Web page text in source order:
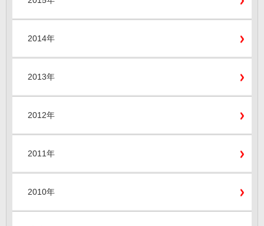
2014年
2013年
2012年
2011年
2010年